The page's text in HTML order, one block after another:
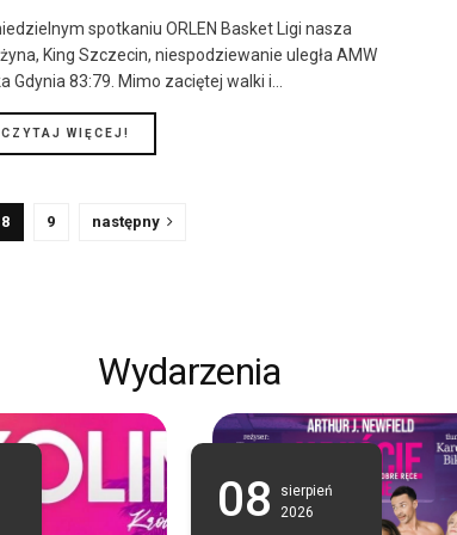
spotkaniu ORLEN Basket Ligi nasza
King Szczecin, niespodziewanie uległa AMW
Gdynia 83:79. Mimo zaciętej walki i...
CZYTAJ WIĘCEJ!
8 9 następny
Wydarzenia
08
sierpień
2026